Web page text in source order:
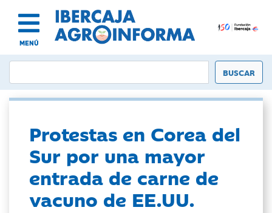
MENÚ
Protestas en Corea del
Sur por una mayor
entrada de carne de
vacuno de EE.UU.